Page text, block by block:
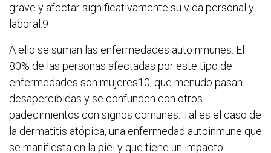
grave y afectar significativamente su vida personal y
laboral.9
A ello se suman las enfermedades autoinmunes. El
80% de las personas afectadas por este tipo de
enfermedades son mujeres10, que menudo pasan
desapercibidas y se confunden con otros
padecimientos con signos comunes. Tal es el caso de
la dermatitis atópica, una enfermedad autoinmune que
se manifiesta en la piel y que tiene un impacto